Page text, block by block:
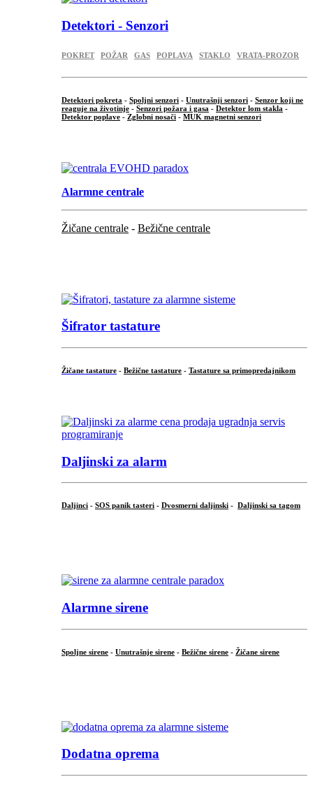
Detektori - Senzori
POKRET POŽAR GAS POPLAVA STAKLO VRATA-PROZOR
Detektori pokreta - Spoljni senzori - Unutrašnji senzori - Senzor koji ne
reaguje na životinje - Senzori požara i gasa - Detektor lom stakla -
Detektor poplave - Zglobni nosači - MUK magnetni senzori
Alarmne centrale
Žičane centrale - Bežične centrale
Šifrator tastature
Žičane tastature - Bežične tastature - Tastature sa primopredajnikom
Daljinski za alarm
Daljinci - SOS panik tasteri - Dvosmerni daljinski - Daljinski sa tagom
Alarmne sirene
Spoljne sirene - Unutrašnje sirene - Bežične sirene - Žičane sirene
Dodatna oprema